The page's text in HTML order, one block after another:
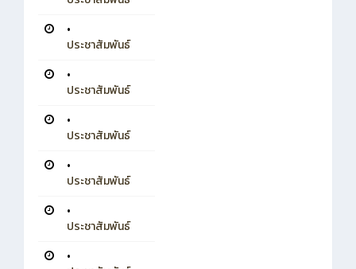
•
ประชาสัมพันธ์
•
ประชาสัมพันธ์
•
ประชาสัมพันธ์
•
ประชาสัมพันธ์
•
ประชาสัมพันธ์
•